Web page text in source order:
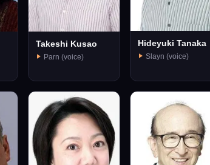
Takeshi Kusao
Parn (voice)
Hideyuki Tanaka
Slayn (voice)